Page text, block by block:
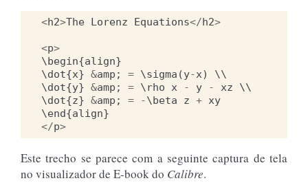
<h2>The Lorenz Equations</h2>
<p>
\begin{align}
\dot{x} &amp ; = \sigma (y-x)
\\
\dot{y} &amp ; = \rho x - y - xz \\
\dot{z} &amp ; = -\beta z + xy
\end{align}
</p>
Este trecho se parece com a seguinte captura de tela
no visualizador de E-book do Calibre.